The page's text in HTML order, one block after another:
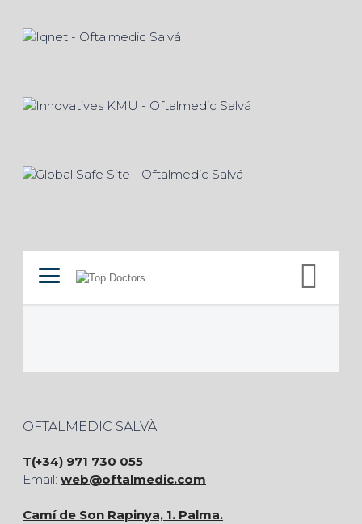
OFTALMEDIC SALVÀ
T(+34) 971 730 055
Email: web@oftalmedic.com
Camí de Son Rapinya, 1. Palma.